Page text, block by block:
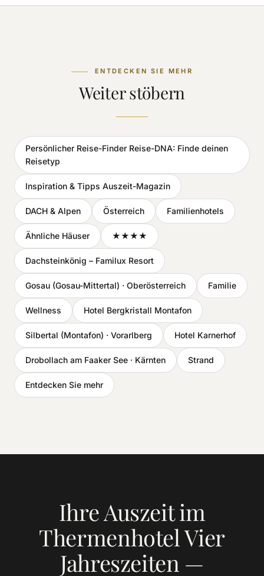
ENTDECKEN SIE MEHR
Weiter stöbern
Persönlicher Reise-Finder Reise-DNA: Finde deinen
Reisetyp
Inspiration & Tipps Auszeit-Magazin
DACH & Alpen Österreich Familienhotels
Ähnliche Häuser ★★★★
Dachsteinkönig – Familux Resort
Gosau (Gosau-Mittertal) · Oberösterreich Familie
Wellness Hotel Bergkristall Montafon
Silbertal (Montafon) · Vorarlberg Hotel Karnerhof
Drobollach am Faaker See · Kärnten Strand
Entdecken Sie mehr
Ihre Auszeit im
Thermenhotel Vier
Jahreszeiten —